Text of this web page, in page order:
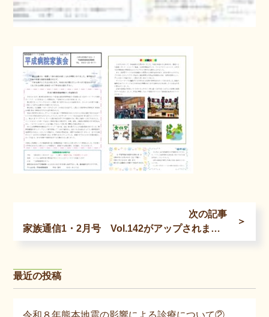
次の記事
家族通信1・2月号 Vol.142がアップされました
最近の投稿
令和８年熊本地震の影響による診療について②